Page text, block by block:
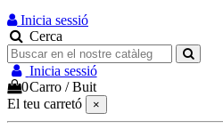
Inicia sessió
Cerca
Inicia sessió
0Carro /Buit
El teu carretó
×